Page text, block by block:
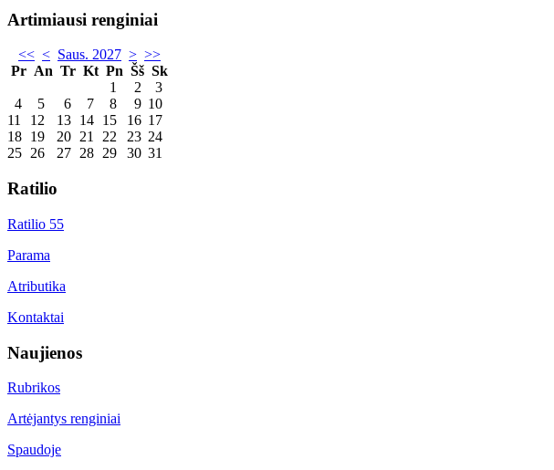
Artimiausi renginiai
<< < Saus. 2027 > >>
Pr An Tr Kt Pn Šš Sk
1
2
3
4
5 6 7 8 9 10
11
12 13 14 15 16 17
18 19 20 21 22 23 24
25 26 27 28 29 30 31
Ratilio
Ratilio 55
Parama
Atributika
Kontaktai
Naujienos
Rubrikos
Artėjantys renginiai
Spaudoje